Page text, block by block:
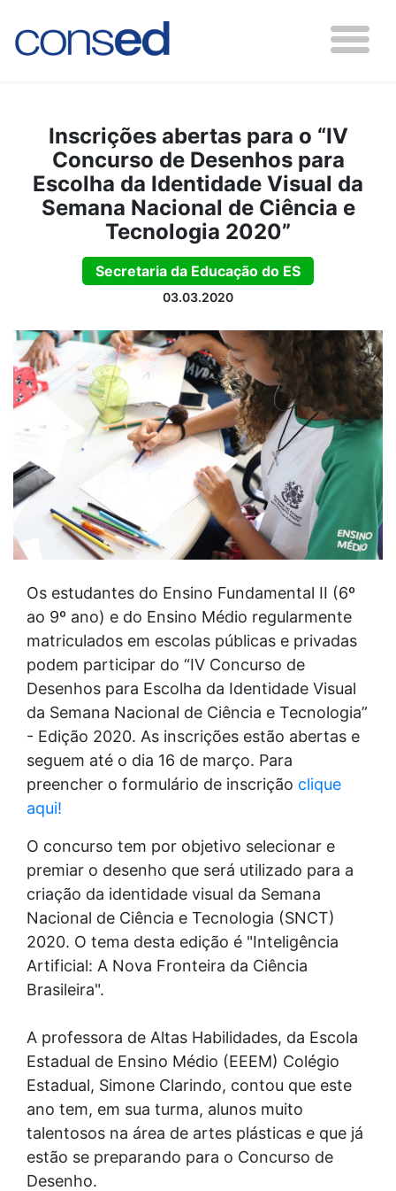
Inscrições abertas para o “IV
Concurso de Desenhos para
Escolha da Identidade Visual da
Semana Nacional de Ciência e
Tecnologia 2020”
Secretaria da Educação do ES
03.03.2020
Os estudantes do Ensino Fundamental II (6º
ao 9º ano) e do Ensino Médio regularmente
matriculados em escolas públicas e privadas
podem participar do “IV Concurso de
Desenhos para Escolha da Identidade Visual
da Semana Nacional de Ciência e Tecnologia”
- Edição 2020. As inscrições estão abertas e
seguem até o dia 16 de março. Para
preencher o formulário de inscrição clique
aqui!
O concurso tem por objetivo selecionar e
premiar o desenho que será utilizado para a
criação da identidade visual da Semana
Nacional de Ciência e Tecnologia (SNCT)
2020. O tema desta edição é "Inteligência
Artificial: A Nova Fronteira da Ciência
Brasileira".
A professora de Altas Habilidades, da Escola
Estadual de Ensino Médio (EEEM) Colégio
Estadual, Simone Clarindo, contou que este
ano tem, em sua turma, alunos muito
talentosos na área de artes plásticas e que já
estão se preparando para o Concurso de
Desenho.